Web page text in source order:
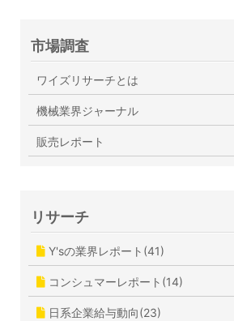
市場調査
ワイズリサーチとは
機械業界ジャーナル
販売レポート
リサーチ
Y'sの業界レポート(41)
コンシュマーレポート(14)
日系企業給与動向(23)